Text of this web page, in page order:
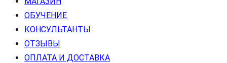
ОБУЧЕНИЕ
КОНСУЛЬТАНТЫ
ОТЗЫВЫ
ОПЛАТА И ДОСТАВКА